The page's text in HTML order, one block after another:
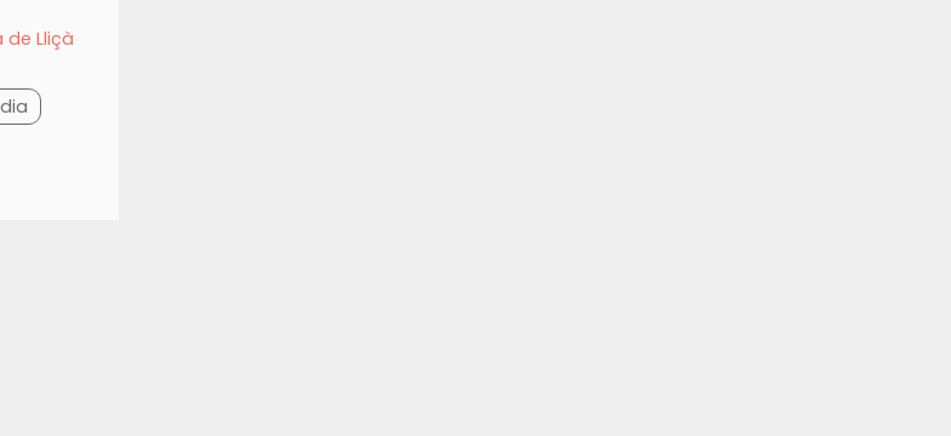
de Lliçà